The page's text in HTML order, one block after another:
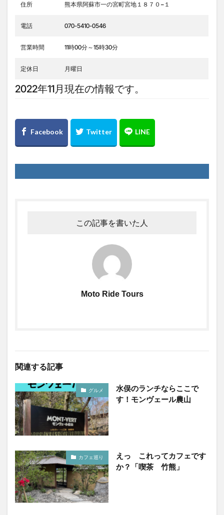
住所 熊本県阿蘇市一の宮町宮地１８７０−１
電話 070-5410-0546
営業時間 11時00分～15時30分
定休日 月曜日
2022年11月現在の情報です。
この記事を書いた人
Moto Ride Tours
関連する記事
グルメ
水俣のランチならここで
す！モンヴェール農山
カフェ巡り
えっ これってカフェです
か？「喫茶 竹熊」